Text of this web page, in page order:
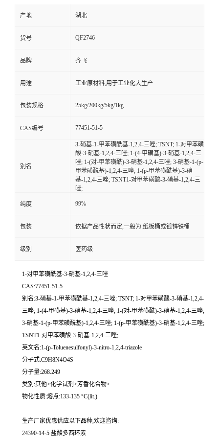
系
方
式
言
产地 湖北
货号 QF2746
品牌 齐飞
用途 工业原材料,用于工业化大生产
包装规格 25kg/200kg/5kg/1kg
CAS编号 77451-51-5
别名
3-硝基-1-甲苯磺酰基-1,2,4-三唑; TSNT; 1-对甲苯磺
酸-3-硝基-1,2,4-三唑; 1-(4-甲磺基)-3-硝基-1,2,4-三
唑; 1-(对-甲苯磺酰)-3-硝基-1,2,4-三唑; 3-硝基-1-(p-
甲苯磺酰基)-1,2,4-三唑; 1-(p-甲苯磺酰基)-3-硝
基-1,2,4-三唑; TSNT1-对甲苯磺酸-3-硝基-1,2,4-三
唑;
纯度 99%
包装 依据产品性状而定,一般为:纸板桶或镀锌铁桶
级别 医药级
1-对甲苯磺酰基-3-硝基-1,2,4-三唑
CAS:77451-51-5
别名:3-硝基-1-甲苯磺酰基-1,2,4-三唑; TSNT; 1-对甲苯磺酸-3-硝基-1,2,4-
三唑; 1-(4-甲磺基)-3-硝基-1,2,4-三唑; 1-(对-甲苯磺酰)-3-硝基-1,2,4-三唑;
3-硝基-1-(p-甲苯磺酰基)-1,2,4-三唑; 1-(p-甲苯磺酰基)-3-硝基-1,2,4-三唑;
TSNT1-对甲苯磺酸-3-硝基-1,2,4-三唑;
英文名:1-(p-Toluenesulfonyl)-3-nitro-1,2,4-triazole
分子式:C9H8N4O4S
分子量:268.249
类别:其他>化学试剂>芳香化合物>
物化性质:熔点:133-135 °C(lit.)
生产厂家优惠供应以下品种,欢迎咨询:
24390-14-5 盐酸多西环素